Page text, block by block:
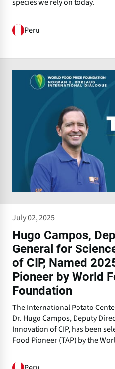
species we rely on today.
Peru
July 02, 2025
Hugo Campos,
General for
of CIP, Named
Pioneer by World
Foundation
The International Potato
Dr. Hugo Campos, Deputy
Innovation of CIP, has been
Food Pioneer (TAP) by the